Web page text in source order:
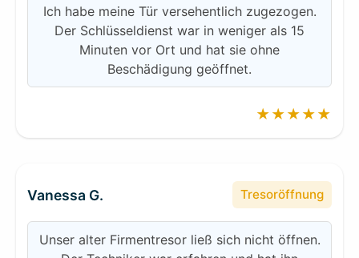
Ich habe meine Tür versehentlich zugezogen.
Der Schlüsseldienst war in weniger als 15
Minuten vor Ort und hat sie ohne
Beschädigung geöffnet.
★★★★★
Vanessa G. Tresoröffnung
Unser alter Firmentresor ließ sich nicht öffnen.